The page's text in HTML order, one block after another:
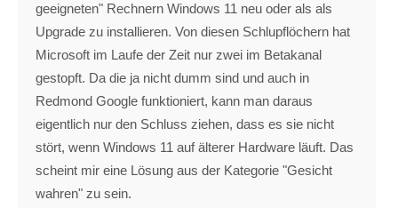
geeigneten" Rechnern Windows 11 neu oder als als
Upgrade zu installieren. Von diesen Schlupflöchern hat
Microsoft im Laufe der Zeit nur zwei im Betakanal
gestopft. Da die ja nicht dumm sind und auch in
Redmond Google funktioniert, kann man daraus
eigentlich nur den Schluss ziehen, dass es sie nicht
stört, wenn Windows 11 auf älterer Hardware läuft. Das
scheint mir eine Lösung aus der Kategorie "Gesicht
wahren" zu sein.